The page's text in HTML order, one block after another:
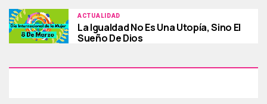
ACTUALIDAD
La Igualdad No Es Una Utopía, Sino El
Sueño De Dios